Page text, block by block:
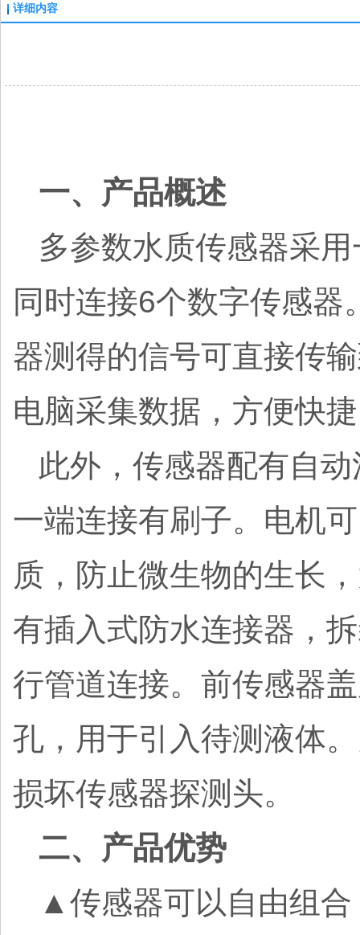
详细内容
一、产品概述
多参数水质传感器采
同时连接6个数字传感
器测得的信号可直接传
电脑采集数据，方便快
此外，传感器配有自
一端连接有刷子。电机
质，防止微生物的生长
有插入式防水连接器，
行管道连接。前传感器
孔，用于引入待测液体
损坏传感器探测头。
二、产品优势
▲传感器可以自由组